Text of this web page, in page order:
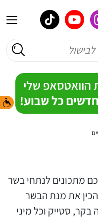
מתכונים לנתחי בשר
את מנת הבשר
סטייק וכל מיני